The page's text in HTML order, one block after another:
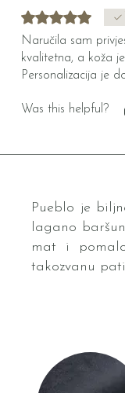
Rated 5 out of 5
Naručila sam
kvalitetna, a koža
Personalizacija je
Was this helpful?
Pueblo je
lagano
mat i
takozvanu